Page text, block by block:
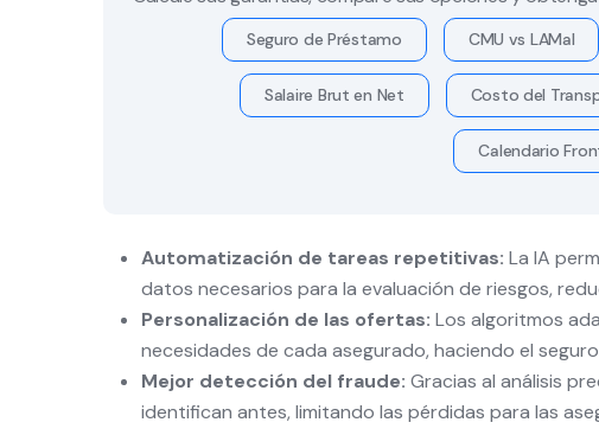
Seguro de Préstamo CMU vs LAMal
Salaire Brut en Net Costo del
Calendario
Automatización de tareas repetitivas: La IA
datos necesarios para la evaluación de riesgos,
Personalización de las ofertas: Los algoritmos
necesidades de cada asegurado, haciendo el
Mejor detección del fraude: Gracias al análisis
identifican antes, limitando las pérdidas para las